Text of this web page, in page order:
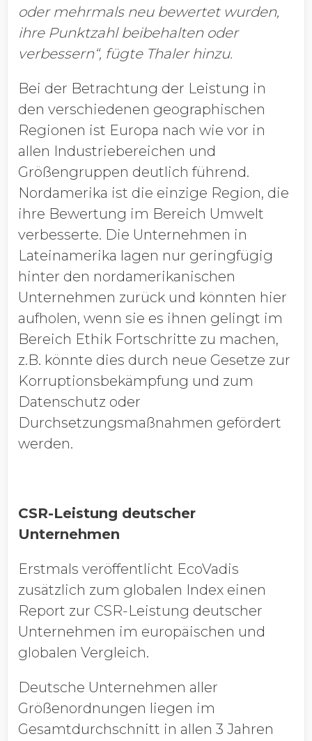
oder mehrmals neu bewertet wurden,
ihre Punktzahl beibehalten oder
verbessern“, fügte Thaler hinzu.
Bei der Betrachtung der Leistung in
den verschiedenen geographischen
Regionen ist Europa nach wie vor in
allen Industriebereichen und
Größengruppen deutlich führend.
Nordamerika ist die einzige Region, die
ihre Bewertung im Bereich Umwelt
verbesserte. Die Unternehmen in
Lateinamerika lagen nur geringfügig
hinter den nordamerikanischen
Unternehmen zurück und könnten hier
aufholen, wenn sie es ihnen gelingt im
Bereich Ethik Fortschritte zu machen,
z.B. könnte dies durch neue Gesetze zur
Korruptionsbekämpfung und zum
Datenschutz oder
Durchsetzungsmaßnahmen gefördert
werden.
CSR-Leistung deutscher
Unternehmen
Erstmals veröffentlicht EcoVadis
zusätzlich zum globalen Index einen
Report zur CSR-Leistung deutscher
Unternehmen im europäischen und
globalen Vergleich.
Deutsche Unternehmen aller
Größenordnungen liegen im
Gesamtdurchschnitt in allen 3 Jahren